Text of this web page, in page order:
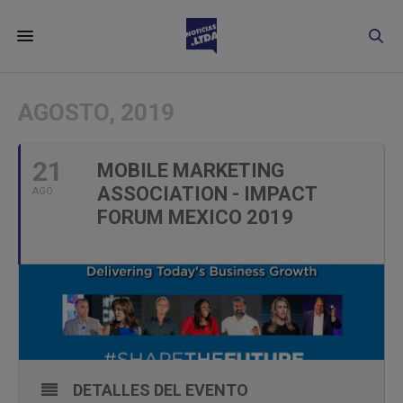
AGOSTO, 2019
21
AGO
MOBILE MARKETING
ASSOCIATION - IMPACT
FORUM MEXICO 2019
DETALLES DEL EVENTO